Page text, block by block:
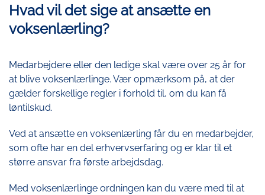
Hvad vil det sige at ansætte en
voksenlærling?
Medarbejdere eller den ledige skal være over 25 år for
at blive voksenlærlinge. Vær opmærksom på, at der
gælder forskellige regler i forhold til, om du kan få
løntilskud.
Ved at ansætte en voksenlærling får du en medarbejder,
som ofte har en del erhvervserfaring og er klar til et
større ansvar fra første arbejdsdag.
Med voksenlærlinge ordningen kan du være med til at